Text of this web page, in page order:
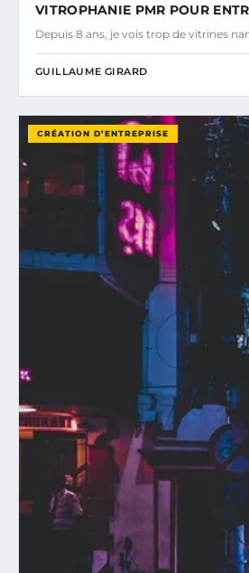
VITROPHANIE PMR POUR
Depuis 8 ans, je vois trop de vitrines
GUILLAUME GIRARD
CRÉATION D’ENTREPRISE